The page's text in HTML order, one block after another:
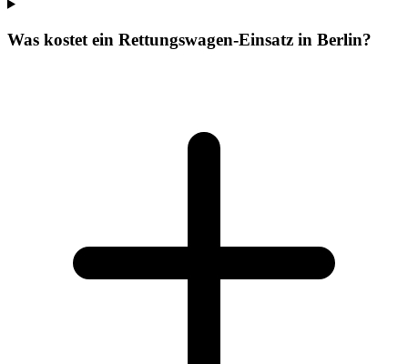
Was kostet ein Rettungswagen-Einsatz in Berlin?